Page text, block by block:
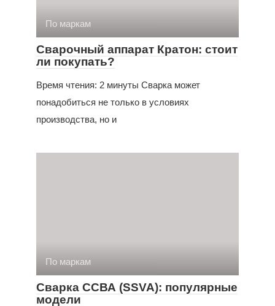
По маркам
Сварочный аппарат Кратон: стоит
ли покупать?
Время чтения: 2 минуты Сварка может
понадобиться не только в условиях
производства, но и
По маркам
Сварка ССВА (SSVA): популярные
модели